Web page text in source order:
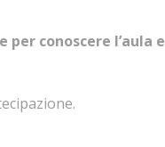
conoscere l’aula e